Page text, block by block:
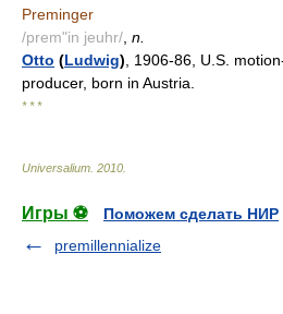
Preminger
/prem"in jeuhr/ n.
Otto (Ludwig) , 1906-86, U.S.
producer, born in Austria.
* * *
Universalium 2010
Игры ⚽
Поможем сделать НИР
premillennialize